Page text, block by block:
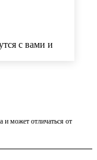
с вами и
и может отличаться от